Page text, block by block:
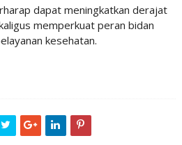
dapat meningkatkan derajat
memperkuat peran bidan
kesehatan.